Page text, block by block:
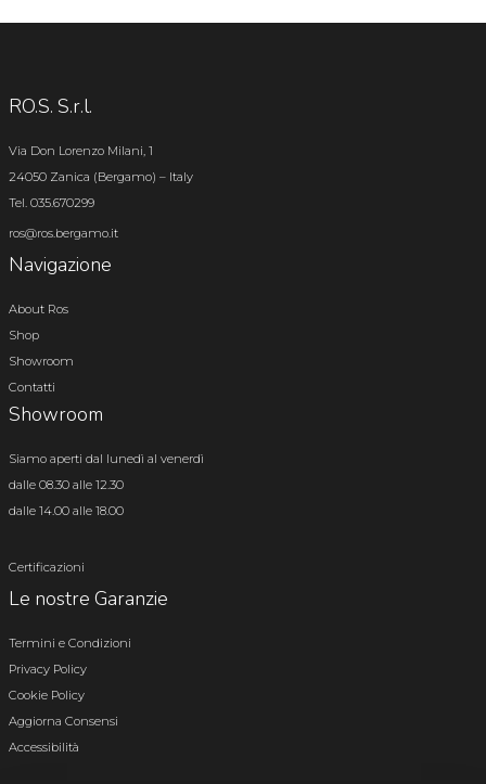
RO.S. S.r.l.
Via Don Lorenzo Milani, 1
24050 Zanica (Bergamo) – Italy
Tel. 035.670299
ros@ros.bergamo.it
Navigazione
About Ros
Shop
Showroom
Contatti
Showroom
Siamo aperti dal lunedì al venerdì
dalle 08.30 alle 12.30
dalle 14.00 alle 18.00
Certificazioni
Le nostre Garanzie
Termini e Condizioni
Privacy Policy
Cookie Policy
Aggiorna Consensi
Accessibilità